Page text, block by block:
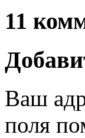
11
Ваш
поля